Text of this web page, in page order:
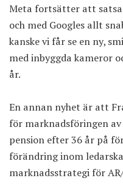
Meta fortsätter att
och med Googles allt
kanske vi får se en ny,
med inbyggda kameror
år.
En annan nyhet är att
för marknadsföringen
pension efter 36 år på
förändring inom
marknadsstrategi för